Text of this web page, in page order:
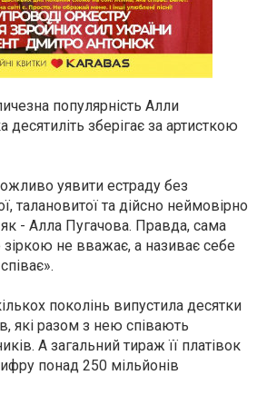
популярність Алли
десятиліть зберігає за артисткою
уявити естраду без
талановитої та дійсно неймовірно
як - Алла Пугачова. Правда, сама
не вважає, а називає себе
поколінь випустила десятки
які разом з нею співають
А загальний тираж її платівок
понад 250 мільйонів